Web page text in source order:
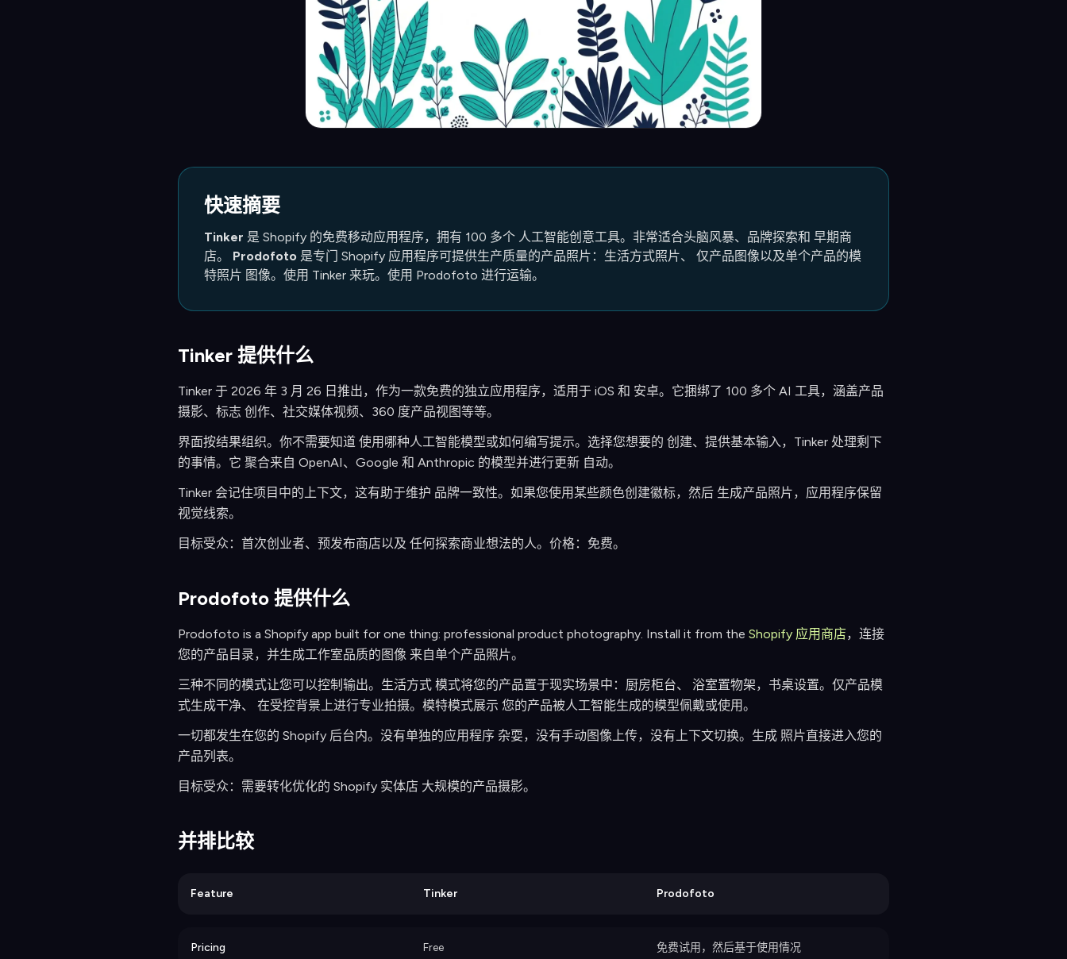
快速摘要
Tinker 是 Shopify 的免费移动应用程序，拥有 100 多个 人工智能创意工具。非常适合头脑风暴、品牌探索和 早期商
店。
Prodofoto 是专门 Shopify 应用程序可提供生产质量的产品照片：生活方式照片、 仅产品图像以及单个产品的模
特照片 图像。使用 Tinker 来玩。使用 Prodofoto 进行运输。
Tinker 提供什么
Tinker 于 2026 年 3 月 26 日推出，作为一款免费的独立应用程序，适用于 iOS 和 安卓。它捆绑了 100 多个 AI 工具，涵盖产品
摄影、标志 创作、社交媒体视频、360 度产品视图等等。
界面按结果组织。你不需要知道 使用哪种人工智能模型或如何编写提示。选择您想要的 创建、提供基本输入，Tinker 处理剩下
的事情。它 聚合来自 OpenAI、Google 和 Anthropic 的模型并进行更新 自动。
Tinker 会记住项目中的上下文，这有助于维护 品牌一致性。如果您使用某些颜色创建徽标，然后 生成产品照片，应用程序保留
视觉线索。
目标受众：首次创业者、预发布商店以及 任何探索商业想法的人。价格：免费。
Prodofoto 提供什么
Prodofoto is a Shopify app built for one thing: professional product photography. Install it from the Shopify 应用商店，连接
您的产品目录，并生成工作室品质的图像 来自单个产品照片。
三种不同的模式让您可以控制输出。生活方式 模式将您的产品置于现实场景中：厨房柜台、 浴室置物架，书桌设置。仅产品模
式生成干净、 在受控背景上进行专业拍摄。模特模式展示 您的产品被人工智能生成的模型佩戴或使用。
一切都发生在您的 Shopify 后台内。没有单独的应用程序 杂耍，没有手动图像上传，没有上下文切换。生成 照片直接进入您的
产品列表。
目标受众：需要转化优化的 Shopify 实体店 大规模的产品摄影。
并排比较
Feature Tinker Prodofoto
Pricing Free 免费试用，然后基于使用情况